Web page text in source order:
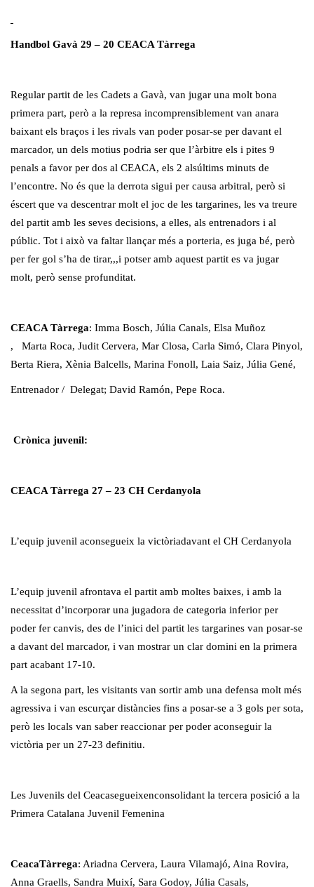
Handbol Gavà 29 – 20 CEACA Tàrrega
Regular partit de les Cadets a Gavà, van jugar una molt bona
primera part, però a la represa incomprensiblement van anara
baixant els braços i les rivals van poder posar-se per davant el
marcador, un dels motius podria ser que l’àrbitre els i pites 9
penals a favor per dos al CEACA, els 2 alsúltims minuts de
l’encontre. No és que la derrota sigui per causa arbitral, però si
éscert que va descentrar molt el joc de les targarines, les va treure
del partit amb les seves decisions, a elles, als entrenadors i al
públic. Tot i això va faltar llançar més a porteria, es juga bé, però
per fer gol s’ha de tirar,,,i potser amb aquest partit es va jugar
molt, però sense profunditat.
CEACA Tàrrega: Imma Bosch, Júlia Canals, Elsa Muñoz
, Marta Roca, Judit Cervera, Mar Closa, Carla Simó, Clara Pinyol,
Berta Riera, Xènia Balcells, Marina Fonoll, Laia Saiz, Júlia Gené,
Entrenador / Delegat; David Ramón, Pepe Roca.
Crònica juvenil:
CEACA Tàrrega 27 – 23 CH Cerdanyola
L’equip juvenil aconsegueix la victòriadavant el CH Cerdanyola
L’equip juvenil afrontava el partit amb moltes baixes, i amb la
necessitat d’incorporar una jugadora de categoria inferior per
poder fer canvis, des de l’inici del partit les targarines van posar-se
a davant del marcador, i van mostrar un clar domini en la primera
part acabant 17-10.
A la segona part, les visitants van sortir amb una defensa molt més
agressiva i van escurçar distàncies fins a posar-se a 3 gols per sota,
però les locals van saber reaccionar per poder aconseguir la
victòria per un 27-23 definitiu.
Les Juvenils del Ceacasegueixenconsolidant la tercera posició a la
Primera Catalana Juvenil Femenina
CeacaTàrrega: Ariadna Cervera, Laura Vilamajó, Aina Rovira,
Anna Graells, Sandra Muixí, Sara Godoy, Júlia Casals,